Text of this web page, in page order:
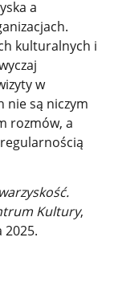
a
kulturalnych i
w
nie są niczym
rozmów, a
Kultury,